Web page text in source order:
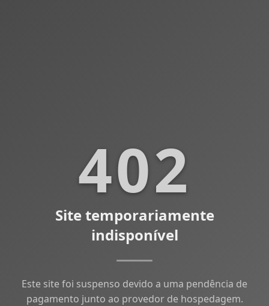
402
Site temporariamente
indisponível
Este site foi suspenso devido a uma pendência de
pagamento junto ao provedor de hospedagem.